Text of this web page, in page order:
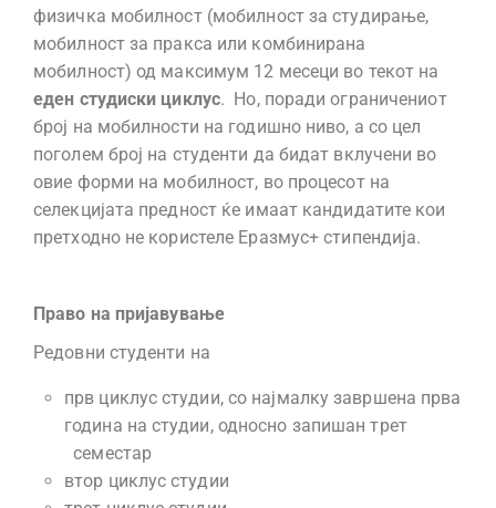
физичка мобилност (мобилност за студирање,
мобилност за пракса или комбинирана
мобилност) од максимум 12 месеци во текот на
еден студиски циклус. Но, поради ограничениот
број на мобилности на годишно ниво, а со цел
поголем број на студенти да бидат вклучени во
овие форми на мобилност, во процесот на
селекцијата предност ќе имаат кандидатите кои
претходно не користеле Еразмус+ стипендија.
Право на пријавување
Редовни студенти на
прв циклус студии, со најмалку завршена прва
година на студии, односно запишан трет
семестар
втор циклус студии